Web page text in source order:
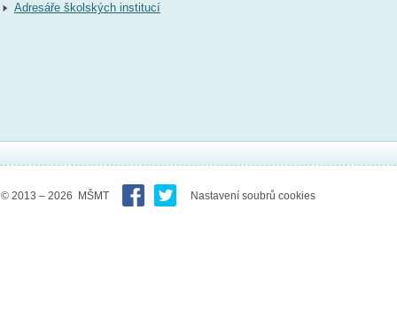
Adresáře školských institucí
© 2013 – 2026 MŠMT Nastavení soubrů cookies